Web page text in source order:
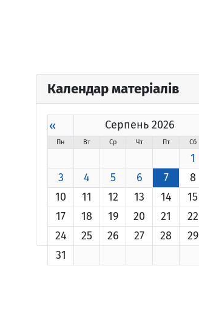
Календар матеріалів
« Серпень 2026
Пн Вт Ср Чт Пт Сб
1
3
4 5 6 7 8
10
11 12 13 14 15
17
18 19 20 21 22
24
25 26 27 28 29
31